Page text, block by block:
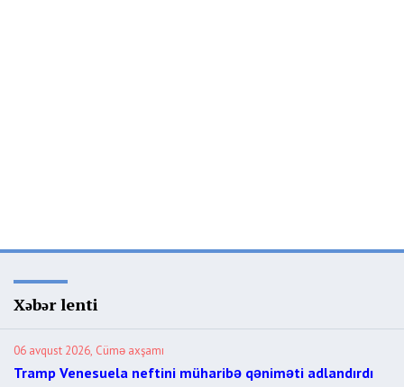
Xəbər lenti
06 avqust 2026, Cümə axşamı
Tramp Venesuela neftini müharibə qəniməti adlandırdı